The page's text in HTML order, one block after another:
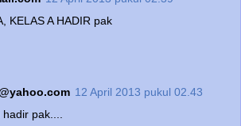
KELAS A HADIR pak
12 April 2013 pukul 02.43
pak....